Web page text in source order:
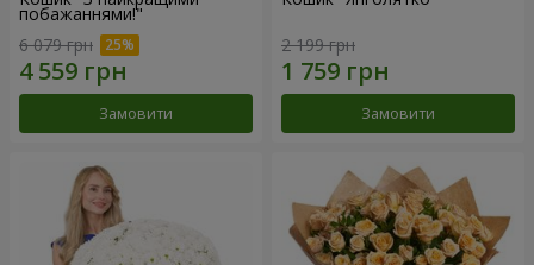
побажаннями!"
6 079 грн
Замовити
2 199 грн
Замовити